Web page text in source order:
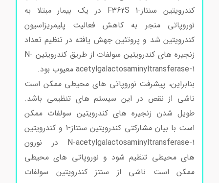
کندرویتین سنتاز-1 F362S در یک بیمار مبتلا به
نوروپاتی منجر به کاهش فعالیت پلیمریزاسیون
کندرویتین شد و پروتئین جهش یافته در تنظیم تعداد
زنجیره های کندرویتین سولفات از طریق کندرویتین N-
acetylgalactosaminyltransferase-1 معیوب بود.
بنابراین، پیشرفت نوروپاتی های محیطی ممکن است
ناشی از نقص در این سیستم های تنظیمی باشد.
طویل شدن زنجیره های کندرویتین سولفات ممکن
است با بیان مشارکتی کندرویتین سنتاز-1 و کندرویتین
N-acetylgalactosaminyltransferase-1 در نورون
های محیطی تنظیم شود و نوروپاتی های محیطی
ممکن است ناشی از سنتز کندرویتین سولفات